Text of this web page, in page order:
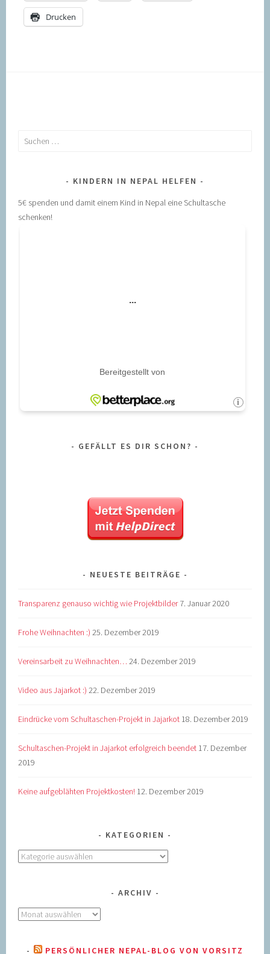
Drucken
Suchen
KINDERN IN NEPAL HELFEN
5€ spenden und damit einem Kind in Nepal eine Schultasche
schenken!
GEFÄLLT ES DIR SCHON?
NEUESTE BEITRÄGE
Transparenz genauso wichtig wie Projektbilder 7. Januar 2020
Frohe Weihnachten :) 25. Dezember 2019
Vereinsarbeit zu Weihnachten… 24. Dezember 2019
Video aus Jajarkot :) 22. Dezember 2019
Eindrücke vom Schultaschen-Projekt in Jajarkot 18. Dezember 2019
Schultaschen-Projekt in Jajarkot erfolgreich beendet 17. Dezember
2019
Keine aufgeblähten Projektkosten! 12. Dezember 2019
KATEGORIEN
Kategorien
ARCHIV
Archiv
PERSÖNLICHER NEPAL-BLOG VON VORSITZ